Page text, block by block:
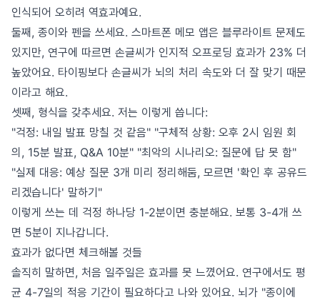
인식되어 오히려 역효과예요.
둘째, 종이와 펜을 쓰세요. 스마트폰 메모 앱은 블루라이트 문제도
있지만, 연구에 따르면 손글씨가 인지적 오프로딩 효과가 23% 더
높았어요. 타이핑보다 손글씨가 뇌의 처리 속도와 더 잘 맞기 때문
이라고 해요.
셋째, 형식을 갖추세요. 저는 이렇게 씁니다:
"걱정: 내일 발표 망칠 것 같음" "구체적 상황: 오후 2시 임원 회
의, 15분 발표, Q&A 10분" "최악의 시나리오: 질문에 답 못 함"
"실제 대응: 예상 질문 3개 미리 정리해둠, 모르면 '확인 후 공유드
리겠습니다' 말하기"
이렇게 쓰는 데 걱정 하나당 1-2분이면 충분해요. 보통 3-4개 쓰
면 5분이 지나갑니다.
효과가 없다면 체크해볼 것들
솔직히 말하면, 처음 일주일은 효과를 못 느꼈어요. 연구에서도 평
균 4-7일의 적응 기간이 필요하다고 나와 있어요. 뇌가 "종이에